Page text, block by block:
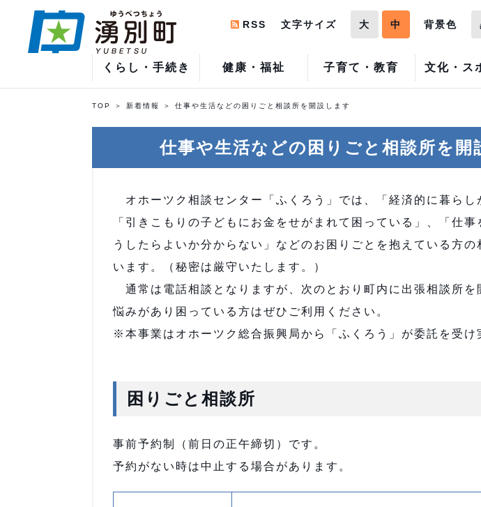
くらし・手続き 健康・福祉 子育て・教育 文化・ス
RSS 文字サイズ 大 中 背景色
TOP 新着情報 仕事や生活などの困りごと相談所を開設します
仕事や生活などの困りごと相談所を開
オホーツク相談センター「ふくろう」では、「経済的に暮らし
「引きこもりの子どもにお金をせがまれて困っている」、「仕
うしたらよいか分からない」などのお困りごとを抱えている方の
います。（秘密は厳守いたします。）
通常は電話相談となりますが、次のとおり町内に出張相談所を
悩みがあり困っている方はぜひご利用ください。
※本事業はオホーツク総合振興局から「ふくろう」が委託を受け
困りごと相談所
事前予約制（前日の正午締切）です。
予約がない時は中止する場合があります。